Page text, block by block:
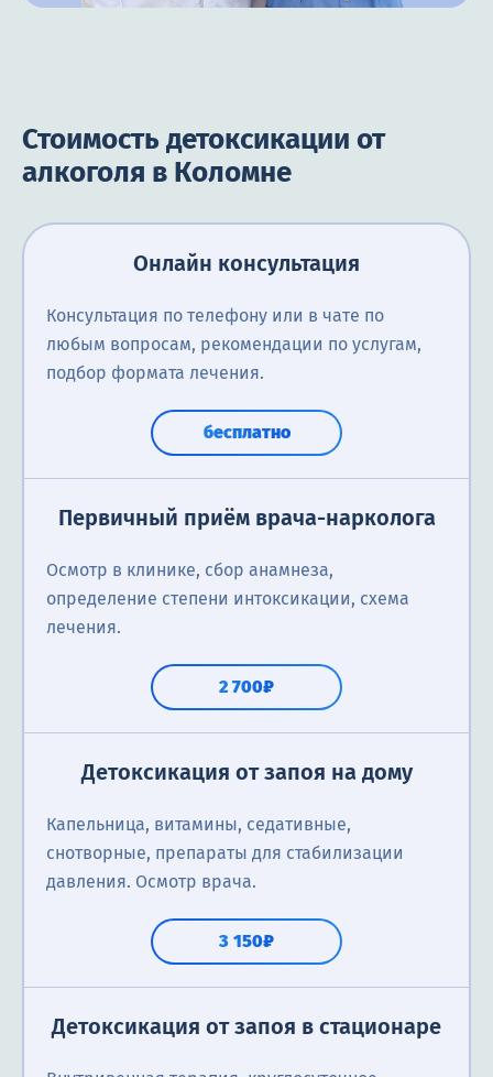
Стоимость детоксикации от
алкоголя в Коломне
Онлайн консультация
Консультация по телефону или в чате по
любым вопросам, рекомендации по услугам,
подбор формата лечения.
бесплатно
Первичный приём врача-нарколога
Осмотр в клинике, сбор анамнеза,
определение степени интоксикации, схема
лечения.
2 700₽
Детоксикация от запоя на дому
Капельница, витамины, седативные,
снотворные, препараты для стабилизации
давления. Осмотр врача.
3 150₽
Детоксикация от запоя в стационаре